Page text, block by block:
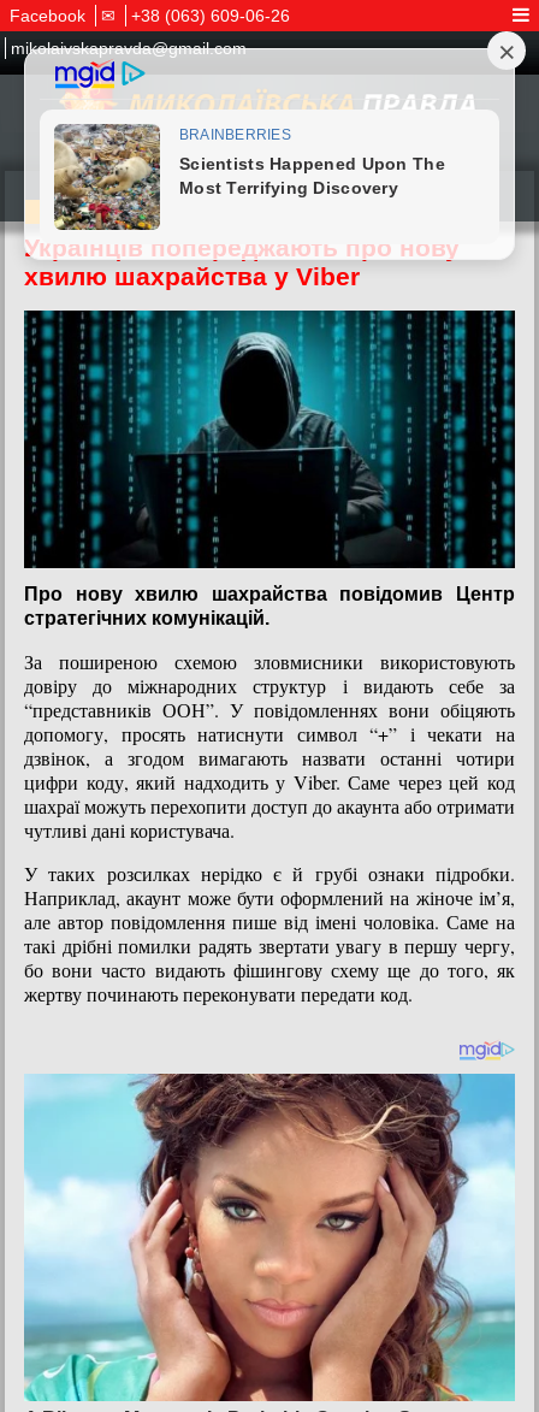
Facebook ✉
+38 (063) 609-06-26
mikolaivskapravda@gmail.com
12.04.2026
Українців попереджають про нову
хвилю шахрайства у Viber
Про нову хвилю шахрайства повідомив Центр
стратегічних комунікацій.
За поширеною схемою зловмисники використовують
довіру до міжнародних структур і видають себе за
“представників ООН”. У повідомленнях вони обіцяють
допомогу, просять натиснути символ “+” і чекати на
дзвінок, а згодом вимагають назвати останні чотири
цифри коду, який надходить у Viber. Саме через цей код
шахраї можуть перехопити доступ до акаунта або отримати
чутливі дані користувача.
У таких розсилках нерідко є й грубі ознаки підробки.
Наприклад, акаунт може бути оформлений на жіноче ім’я,
але автор повідомлення пише від імені чоловіка. Саме на
такі дрібні помилки радять звертати увагу в першу чергу,
бо вони часто видають фішингову схему ще до того, як
жертву починають переконувати передати код.